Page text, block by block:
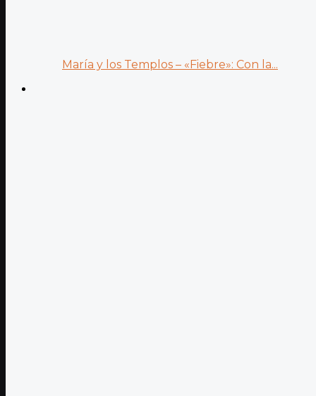
María y los Templos – «Fiebre»: Con la...